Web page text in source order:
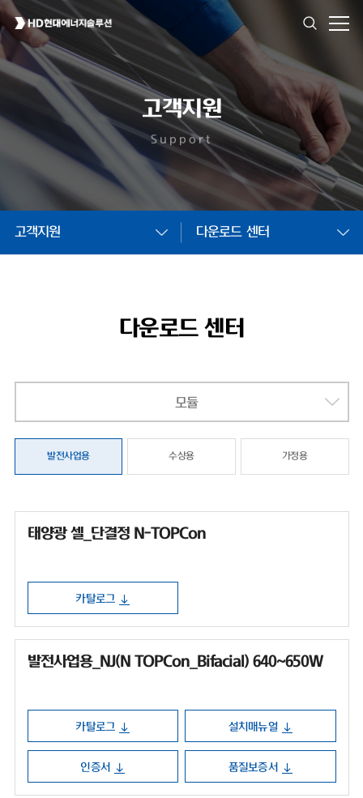
고객지원
Support
고객지원 다운로드 센터
다운로드 센터
모듈
발전사업용 수상용 가정용
태양광 셀_단결정 N-TOPCon
카탈로그
발전사업용_NJ(N TOPCon_Bifacial) 640~650W
카탈로그 설치매뉴얼
인증서 품질보증서